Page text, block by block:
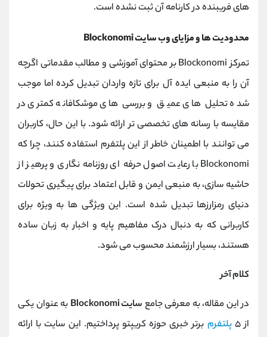
های فریبنده در کارنامه آن ثبت نشده است.
محدودیت ها و مزایای وب سایت Blockonomi
تمرکز Blockonomi بر محتوای آموزشی و مطالب مقدماتی اگرچه
آن را به منبعی ایده‌ آل برای تازه‌ واردان تبدیل کرده اما موجب
شده تحلیل‌ های عمیق و بررسی‌ های موشکافانه کمتری در
مقایسه با رسانه‌ های تخصصی‌ تر ارائه شود. با این حال، کاربران
می‌ توانند با اطمینان خاطر از این پلتفرم استفاده کنند، چرا که
Blockonomi با رعایت اصول حرفه‌ ای روزنامه‌ نگاری و پرهیز از
حاشیه‌ سازی، به منبعی ایمن و قابل اعتماد برای پیگیری تحولات
دنیای رمزارزها تبدیل شده است. این ویژگی‌ ها به ویژه برای
کاربرانی که به دنبال درک مفاهیم پایه و اخبار به زبان ساده
هستند، بسیار ارزشمند محسوب می‌ شود.
کلام آخر
در این مقاله، به معرفی جامع سایت Blockonomi
به عنوان یکی
از ۵
پلتفرم برتر خبری حوزه کریپتو پرداختیم. این ‌سایت با ارائه